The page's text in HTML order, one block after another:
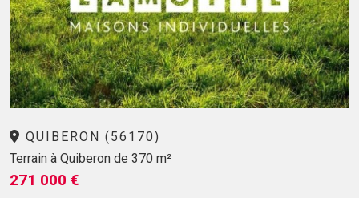
QUIBERON (56170)
Terrain à Quiberon de 370 m²
271 000 €